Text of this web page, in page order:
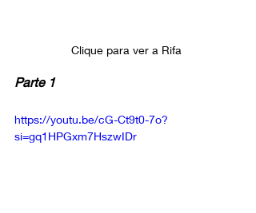
Clique para ver a Rifa
Parte 1
https://youtu.be/cG-Ct9t0-7o?
si=gq1HPGxm7HszwIDr